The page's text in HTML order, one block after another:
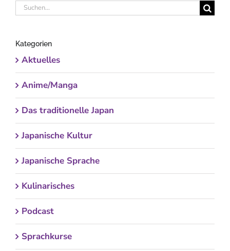
Suche
Kategorien
Aktuelles
Anime/Manga
Das traditionelle Japan
Japanische Kultur
Japanische Sprache
Kulinarisches
Podcast
Sprachkurse